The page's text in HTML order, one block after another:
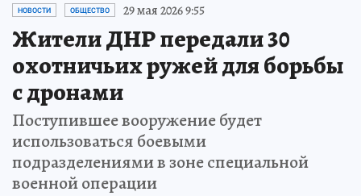
НОВОСТИ ОБЩЕСТВО 29 мая 2026 9:55
Жители ДНР передали 30
охотничьих ружей для борьбы
с дронами
Поступившее вооружение будет
использоваться боевыми
подразделениями в зоне специальной
военной операции